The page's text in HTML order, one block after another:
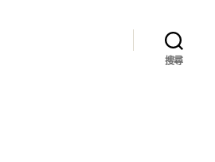
搜尋